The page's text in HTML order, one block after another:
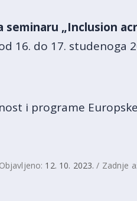
„Inclusion
16. do 17. studenoga
i programe
Objavljeno: 12. 10. 2023. / Zadnje